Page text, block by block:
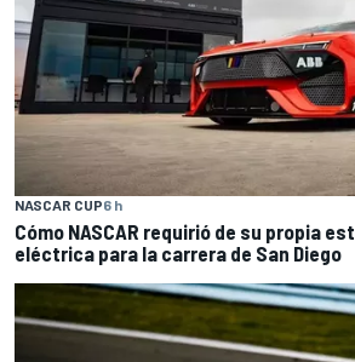
NASCAR CUP6 h
Cómo NASCAR requirió de su propia
eléctrica para la carrera de San Diego